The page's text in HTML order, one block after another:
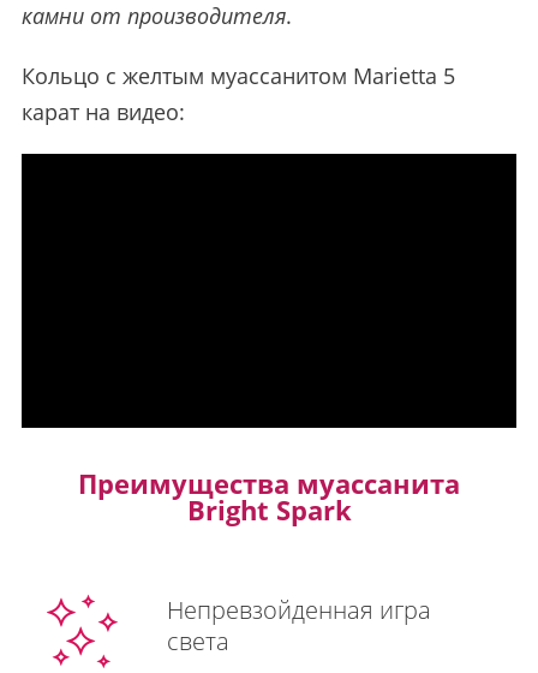
камни от производителя.
Кольцо с желтым муассанитом Marietta 5
карат на видео:
Преимущества муассанита
Bright Spark
Непревзойденная игра
света